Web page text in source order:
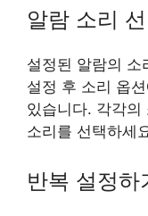
알람 소리
설정된 알람의 소
설정 후 소리 옵
있습니다. 각각의
소리를 선택하세
반복 설정하